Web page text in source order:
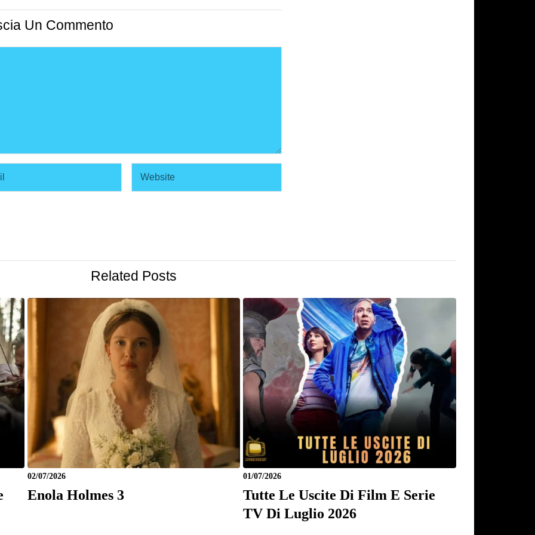
Un Commento
Related Posts
02/07/2026
Enola Holmes 3
01/07/2026
Tutte Le Uscite Di Film E Serie
TV Di Luglio 2026